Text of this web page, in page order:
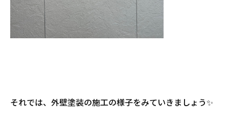
それでは、外壁塗装の施工の様子をみていきましょう✨